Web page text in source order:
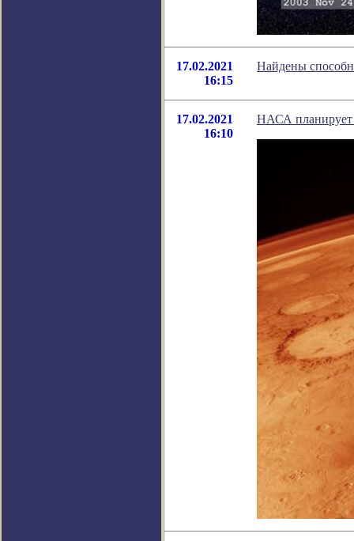
17.02.2021
16:15
Найдены
17.02.2021
16:10
НАСА планирует